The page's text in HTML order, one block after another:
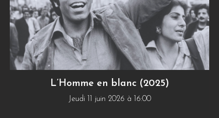
L’Homme en blanc (2025)
Jeudi 11 juin 2026 à 16:00